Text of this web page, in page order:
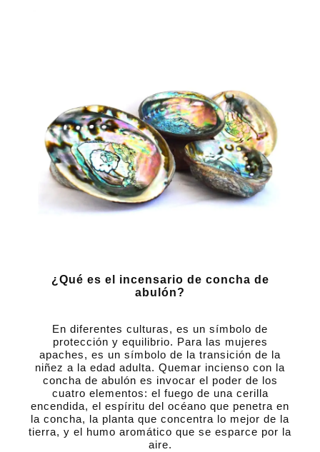
¿Qué es el incensario de concha de
abulón?
En diferentes culturas, es un símbolo de
protección y equilibrio. Para las mujeres
apaches, es un símbolo de la transición de la
niñez a la edad adulta. Quemar incienso con la
concha de abulón es invocar el poder de los
cuatro elementos: el fuego de una cerilla
encendida, el espíritu del océano que penetra en
la concha, la planta que concentra lo mejor de la
tierra, y el humo aromático que se esparce por la
aire.